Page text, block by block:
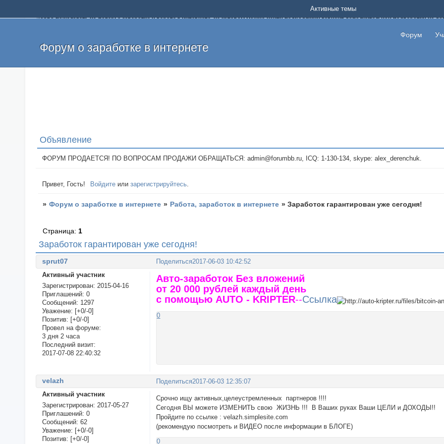
Добро пожаловать на форум о заработке и работе в интернете, на котором можно найти подходящий вариант дополнительной подработки на
и оставлять свои отзывы. Если вы знаете, что определенный проект или сайт не платит, то указывайте в теме что это лохотрон, чтобы другие
легкие деньги без вложений и регистрации уже сегодня. Создавайте новые темы, размещайте объявления со своими пригласительными
Форум о заработке в интернете
Форум
Активные темы
Объявление
ФОРУМ ПРОДАЕТСЯ! ПО ВОПРОСАМ ПРОДАЖИ ОБРАЩАТЬСЯ: admin@forumbb.ru, ICQ: 1-130-134, skype: alex_derenchuk.
Привет, Гость! Войдите илизарегистрируйтесь.
» Форум о заработке в интернете » Работа, заработок в интернете »Заработок гарантирован уже сегодня!
Заработок гарантирован уже сегодня!
Страница: 1
Поделиться2017-06-03 10:42:52
sprut07
Активный участник
Зарегистрирован: 2015-04-16
Приглашений: 0
Сообщений: 1297
Уважение: [+0/-0]
Позитив: [+0/-0]
Провел на форуме:
3 дня 2 часа
Последний визит:
2017-07-08 22:40:32
Авто-заработок Без вложений
от 20 000 рублей каждый день
с помощью AUTO - KRIPTER--Ссылка
0
Поделиться2017-06-03 12:35:07
velazh
Активный участник
Зарегистрирован: 2017-05-27
Приглашений: 0
Сообщений: 62
Уважение: [+0/-0]
Позитив: [+0/-0]
Cрочно ищу активных,целеустремленных партнеров !!!!
Сегодня ВЫ можете ИЗМЕНИТЬ свою ЖИЗНЬ !!! В Ваших руках Ваши ЦЕЛИ и ДОХОДЫ!!
Пройдите по ссылке : velazh.simplesite.com
(рекомендую посмотреть и ВИДЕО после информации в БЛОГЕ)
0